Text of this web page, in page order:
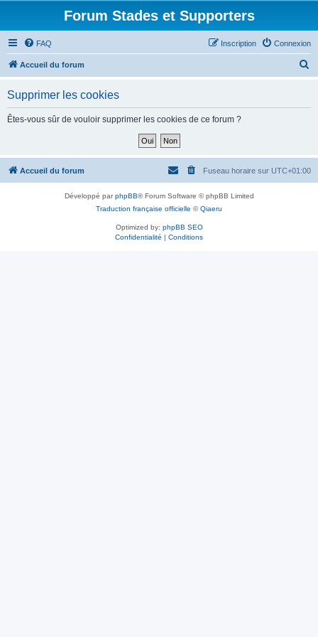
Forum Stades et Supporters
FAQ Connexion
Inscription
Accueil du forum
h
Supprimer les cookies
Êtes-vous sûr de vouloir supprimer les cookies de ce forum ?
Accueil du forum Fuseau horaire sur UTC+01:00
Développé parphpBB® Forum Software © phpBB Limited
Traduction française officielle ©Qiaeru
Optimized by: phpBB SEO
Confidentialité | Conditions